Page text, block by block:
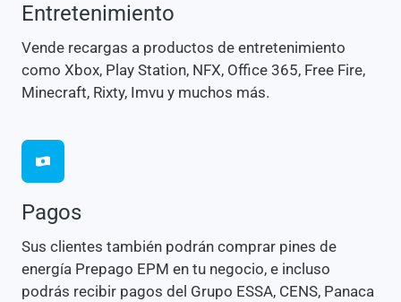
Entretenimiento
Vende recargas a productos de entretenimiento
como Xbox, Play Station, NFX, Office 365, Free Fire,
Minecraft, Rixty, Imvu y muchos más.
Pagos
Sus clientes también podrán comprar pines de
energía Prepago EPM en tu negocio, e incluso
podrás recibir pagos del Grupo ESSA, CENS, Panaca